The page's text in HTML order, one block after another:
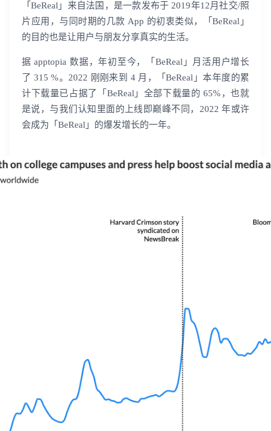
「BeReal」来自法国，是一款发布于 2019年12月社交/照
片应用，与同时期的几款 App 的初衷类似，「BeReal」
的目的也是让用户与朋友分享真实的生活。
据 apptopia 数据，年初至今，「BeReal」月活用户增长
了 315 %。2022 刚刚来到 4 月，「BeReal」本年度的累
计下载量已占据了「BeReal」全部下载量的 65%，也就
是说，与我们认知里面的上线即巅峰不同，2022 年或许
会成为「BeReal」的爆发增长的一年。